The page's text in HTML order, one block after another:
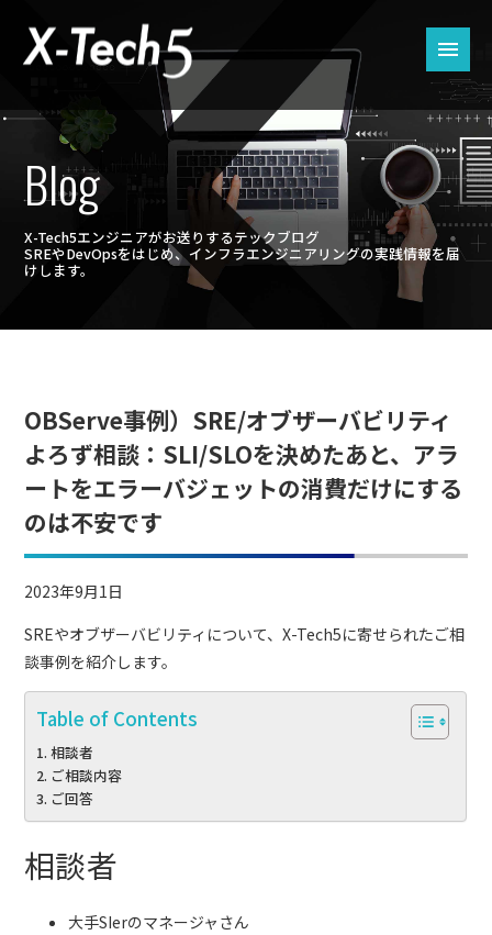
Blog
X-Tech5エンジニアがお送りするテックブログ
SREやDevOpsをはじめ、インフラエンジニアリングの実践情報を届
けします。
OBServe事例）SRE/オブザーバビリティ
よろず相談：SLI/SLOを決めたあと、アラ
ートをエラーバジェットの消費だけにする
のは不安です
2023年9月1日
SREやオブザーバビリティについて、X-Tech5に寄せられたご相
談事例を紹介します。
Table of Contents
相談者
ご相談内容
ご回答
相談者
大手SIerのマネージャさん